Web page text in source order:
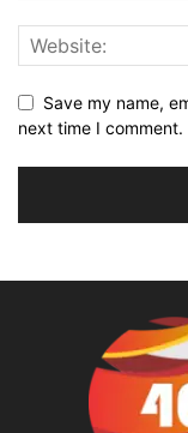
Save my name,
next time I comment.